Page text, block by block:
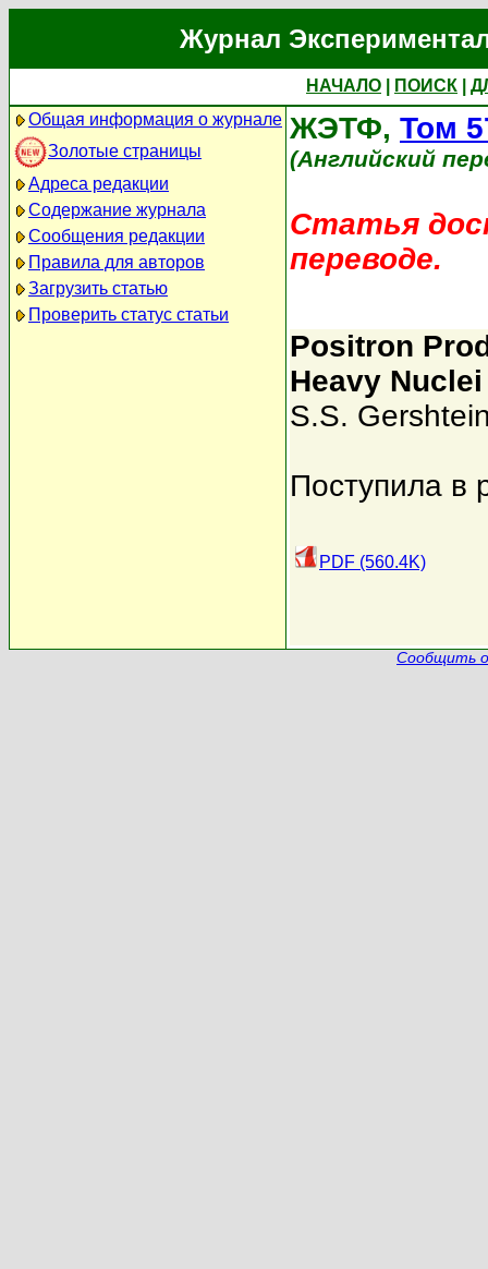
Журнал
НАЧАЛО ПОИСК
Общая информация о журнале
Золотые страницы
Адреса редакции
Содержание журнала
Сообщения редакции
Правила для авторов
Загрузить статью
Проверить статус статьи
ЖЭТФ, Том
(Английский
Статья
переводе.
Positron
Heavy
S.S.
Поступила в
PDF (560.4K)
Сообщить о